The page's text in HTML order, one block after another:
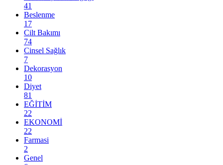
41
Beslenme
17
Cilt Bakımı
74
Cinsel Sağlık
7
Dekorasyon
10
Diyet
81
EĞİTİM
22
EKONOMİ
22
Farmasi
2
Genel